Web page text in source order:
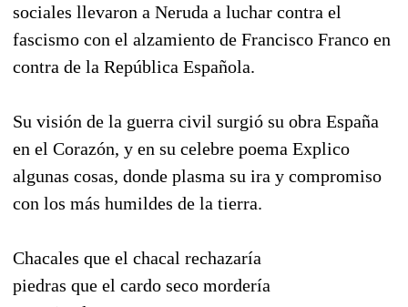
sociales llevaron a Neruda a luchar contra el
fascismo con el alzamiento de Francisco Franco en
contra de la República Española.
Su visión de la guerra civil surgió su obra España
en el Corazón, y en su celebre poema Explico
algunas cosas, donde plasma su ira y compromiso
con los más humildes de la tierra.
Chacales que el chacal rechazaría
piedras que el cardo seco mordería